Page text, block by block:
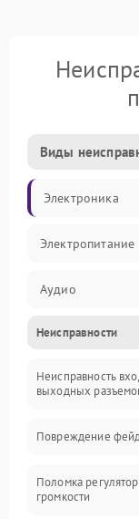
Виды
Электроника
Электропитание
Аудио
Механические
Механика
Неисправности
Неисправность
выходных
Повреждение
Поломка
громкости